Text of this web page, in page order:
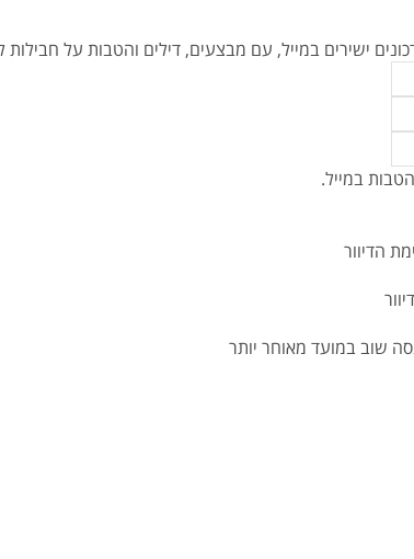
באיי סיישל
בזנזיבר
ביפן
בדובאי
ישירים במייל, עם מבצעים, דילים והטבות על
במייל.
הדיוור
שוב במועד מאוחר יותר